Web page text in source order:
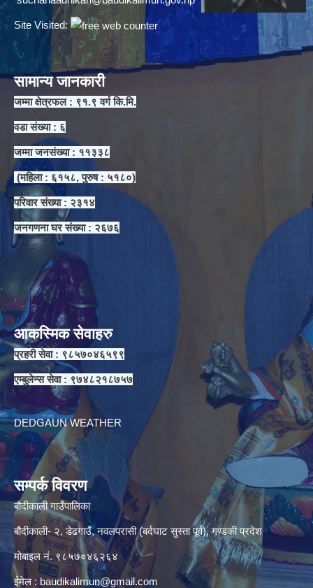
Site Visited:
सामान्य जानकारी
जम्मा क्षेत्रफल : ९१.९ वर्ग कि.मि.
वडा संख्या : ६
जम्मा जनसंख्या : ११३३८
(महिला : ६१५८, पुरुष : ५१८०)
परिवार संख्या : २३१४
जनगणना घर संख्या : २६७६
आकस्मिक सेवाहरु
प्रहरी सेवा : ९८५७०४६५९९
एम्बुलेन्स सेवा : ९७४८२१८७५७
DEDGAUN WEATHER
सम्पर्क विवरण
बौदीकाली गाउँपालिका
बौदीकाली- २, डेढगाउँ, नवलपरासी (बर्दघाट सुस्ता पूर्व), गण्डकी प्रदेश
मोबाइल नं. ९८५७०४६२६४
ईमेल : baudikalimun@gmail.com